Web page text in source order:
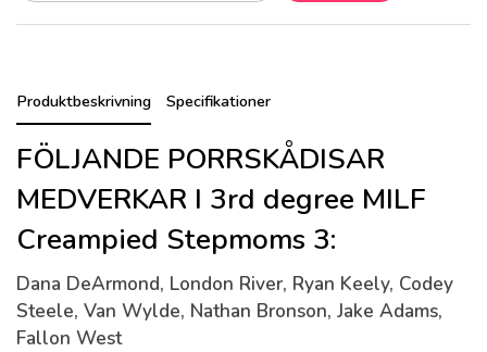
Produktbeskrivning Specifikationer
FÖLJANDE PORRSKÅDISAR
MEDVERKAR I 3rd degree MILF
Creampied Stepmoms 3:
Dana DeArmond, London River, Ryan Keely, Codey
Steele, Van Wylde, Nathan Bronson, Jake Adams,
Fallon West